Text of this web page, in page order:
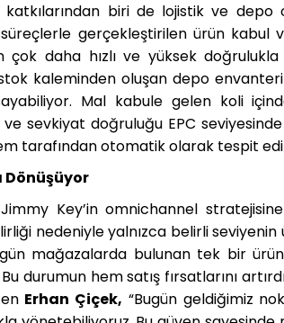
biri de lojistik ve depo
gerçekleştirilen ürün kabul
çok daha hızlı ve yüksek
kaleminden oluşan depo
Mal kabule gelen koli
ve sevkiyat doğruluğu EPC
tarafından otomatik olarak tespit
Dönüşüyor
Key’in omnichannel
nedeniyle yalnızca belirli
mağazalarda bulunan tek bir
durumun hem satış fırsatlarını
Erhan Çiçek, “Bugün geldiğimiz